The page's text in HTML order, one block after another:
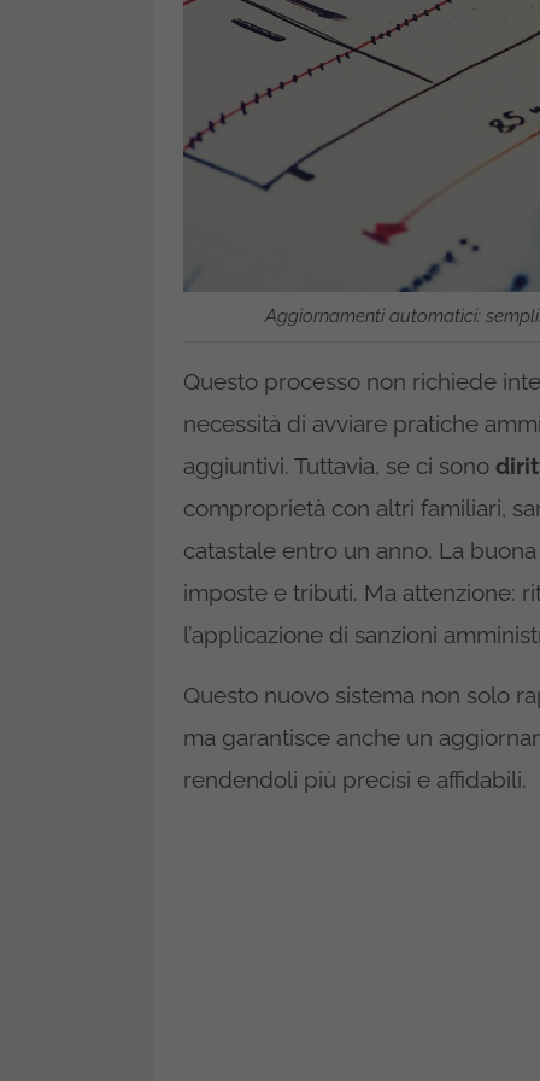
Aggiornamenti automatici:
Questo processo non richiede
necessità di avviare pratiche
aggiuntivi. Tuttavia, se ci sono
comproprietà con altri familiari,
catastale entro un anno. La
imposte e tributi. Ma attenzione:
l’applicazione di sanzioni
Questo nuovo sistema non solo
ma garantisce anche un
rendendoli più precisi e affidabili.